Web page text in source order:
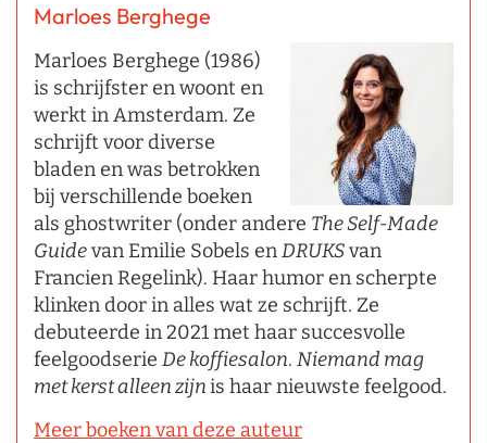
Marloes Berghege
Marloes Berghege (1986)
is schrijfster en woont en
werkt in Amsterdam. Ze
schrijft voor diverse
bladen en was betrokken
bij verschillende boeken
als ghostwriter (onder andere The Self-Made
Guidevan Emilie Sobels enDRUKSvan
Francien Regelink). Haar humor en scherpte
klinken door in alles wat ze schrijft. Ze
debuteerde in 2021 met haar succesvolle
feelgoodserie De koffiesalon. Niemand mag
met kerst alleen zijnis haar nieuwste feelgood.
Meer boeken van deze auteur